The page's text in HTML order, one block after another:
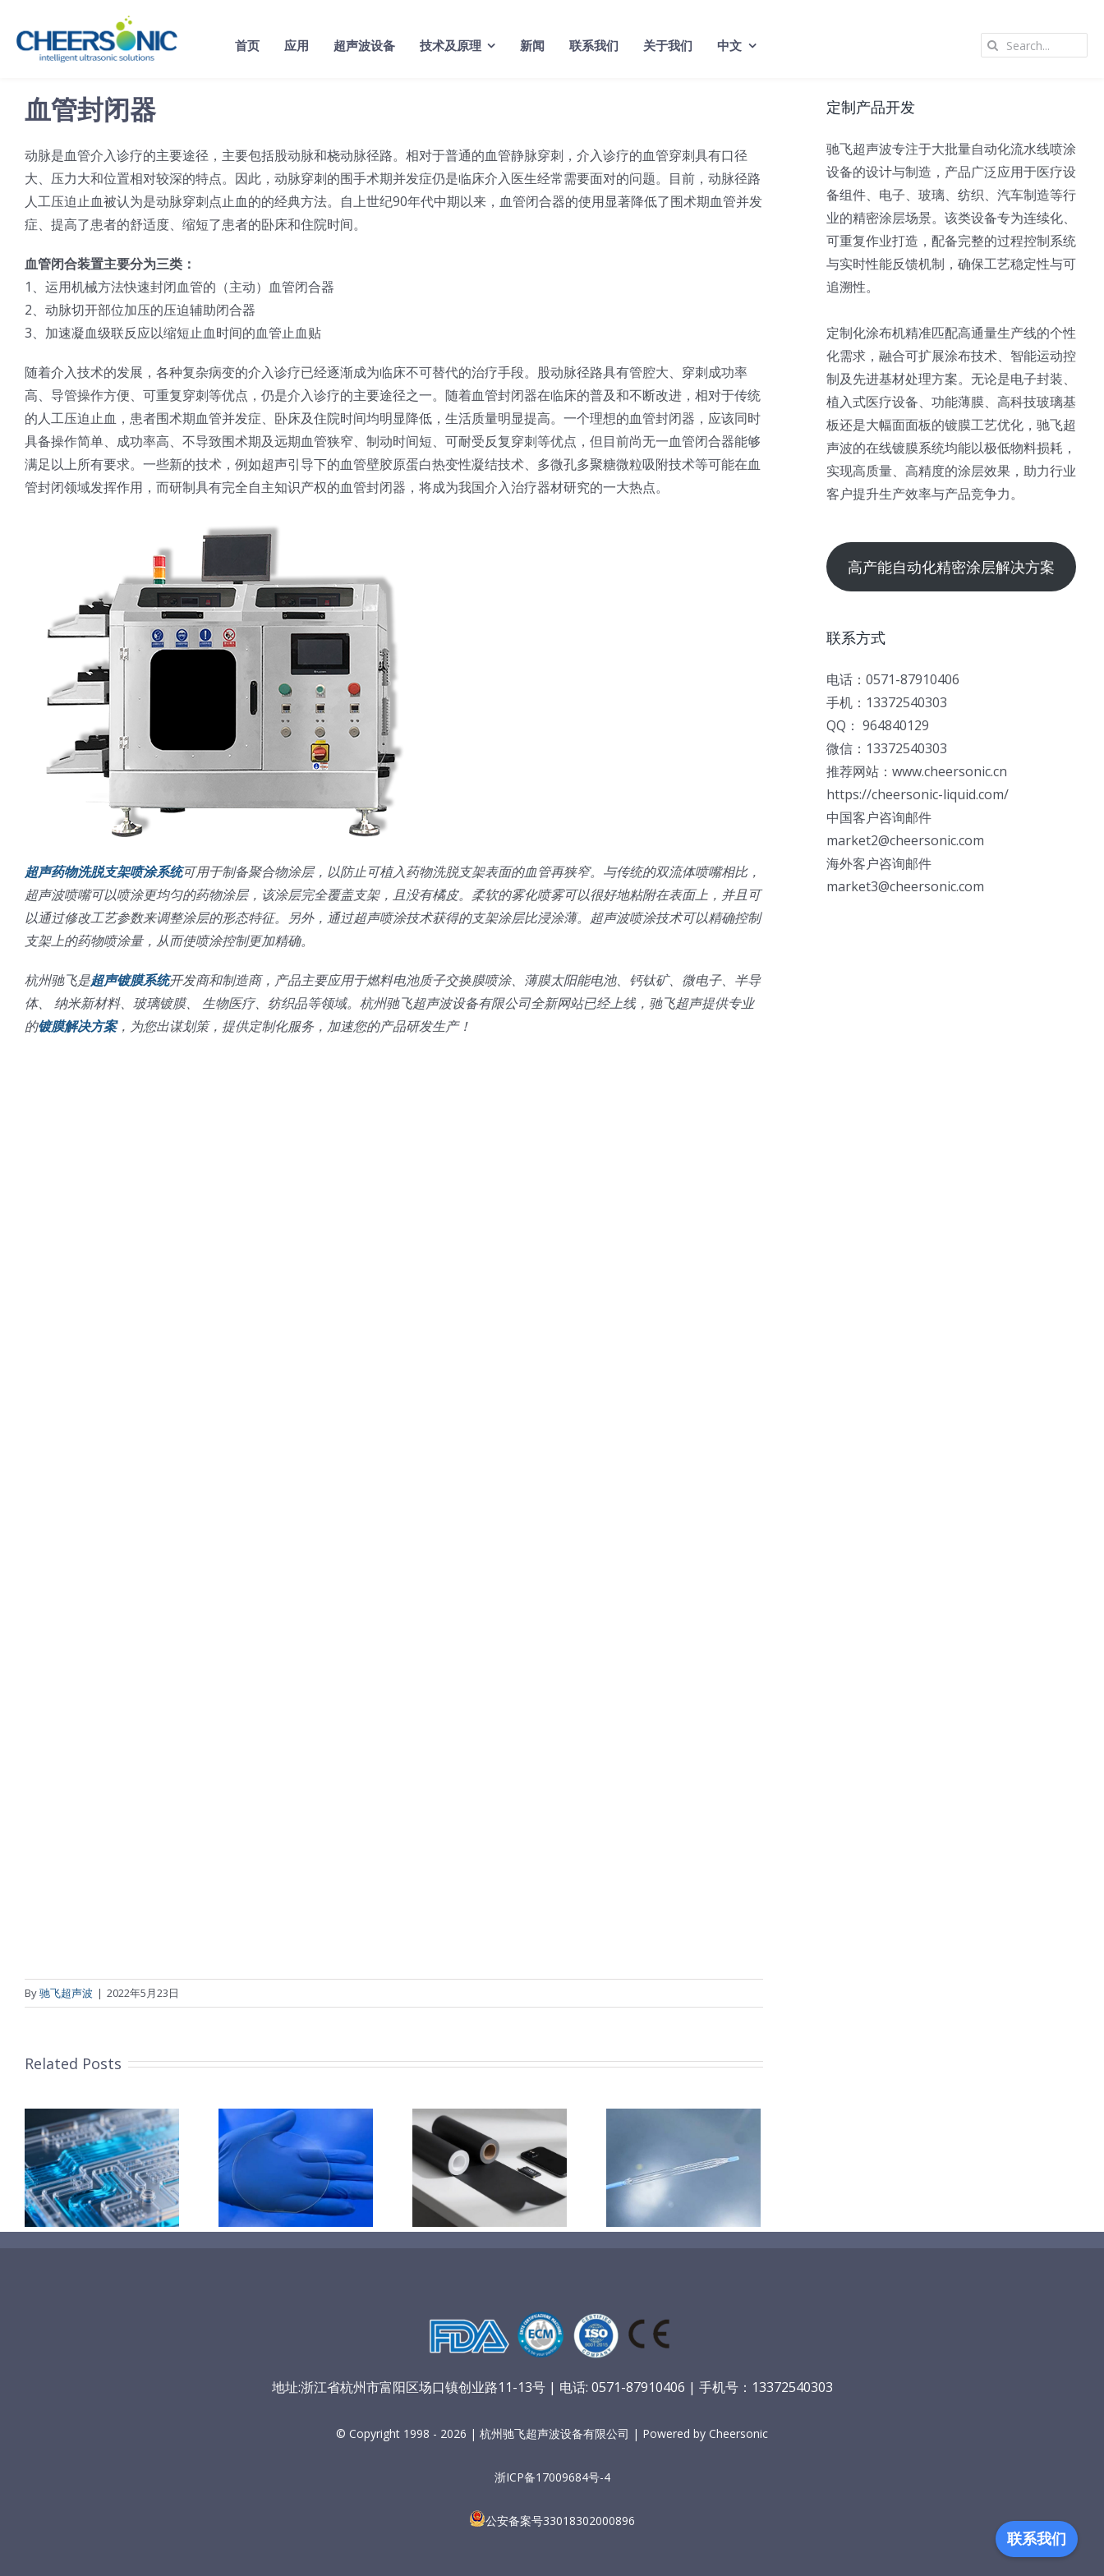
content
首页 应用 超声波设备 技术及原理 新闻 联系我们 关于我们 中文
Search
血管封闭器
动脉是血管介入诊疗的主要途径，主要包括股动脉和桡动脉径路。相对于普通的血管静脉穿刺，介入诊疗的血管穿刺具有口径
大、压力大和位置相对较深的特点。因此，动脉穿刺的围手术期并发症仍是临床介入医生经常需要面对的问题。目前，动脉径路
人工压迫止血被认为是动脉穿刺点止血的的经典方法。自上世纪90年代中期以来，血管闭合器的使用显著降低了围术期血管并发
症、提高了患者的舒适度、缩短了患者的卧床和住院时间。
血管闭合装置主要分为三类：
1、运用机械方法快速封闭血管的（主动）血管闭合器
2、动脉切开部位加压的压迫辅助闭合器
3、加速凝血级联反应以缩短止血时间的血管止血贴
随着介入技术的发展，各种复杂病变的介入诊疗已经逐渐成为临床不可替代的治疗手段。股动脉径路具有管腔大、穿刺成功率
高、导管操作方便、可重复穿刺等优点，仍是介入诊疗的主要途径之一。随着血管封闭器在临床的普及和不断改进，相对于传统
的人工压迫止血，患者围术期血管并发症、卧床及住院时间均明显降低，生活质量明显提高。一个理想的血管封闭器，应该同时
具备操作简单、成功率高、不导致围术期及远期血管狭窄、制动时间短、可耐受反复穿刺等优点，但目前尚无一血管闭合器能够
满足以上所有要求。一些新的技术，例如超声引导下的血管壁胶原蛋白热变性凝结技术、多微孔多聚糖微粒吸附技术等可能在血
管封闭领域发挥作用，而研制具有完全自主知识产权的血管封闭器，将成为我国介入治疗器材研究的一大热点。
超声药物洗脱支架喷涂系统可用于制备聚合物涂层，以防止可植入药物洗脱支架表面的血管再狭窄。与传统的双流体喷嘴相比，
超声波喷嘴可以喷涂更均匀的药物涂层，该涂层完全覆盖支架，且没有橘皮。柔软的雾化喷雾可以很好地粘附在表面上，并且可
以通过修改工艺参数来调整涂层的形态特征。另外，通过超声喷涂技术获得的支架涂层比浸涂薄。超声波喷涂技术可以精确控制
支架上的药物喷涂量，从而使喷涂控制更加精确。
杭州驰飞是超声镀膜系统开发商和制造商，产品主要应用于燃料电池质子交换膜喷涂、薄膜太阳能电池、钙钛矿、微电子、半导
体、 纳米新材料、玻璃镀膜、 生物医疗、纺织品等领域。杭州驰飞超声波设备有限公司全新网站已经上线，驰飞超声提供专业
的镀膜解决方案，为您出谋划策，提供定制化服务，加速您的产品研发生产！
By驰飞超声波 | 2022年5月23日
Related Posts
超声波喷涂TiO₂
涂层
PET石墨烯保护
膜特性和应用
超声波喷涂技术
在医疗领域的应
用
定制产品开发
驰飞超声波专注于大批量自动化流水线喷涂
设备的设计与制造，产品广泛应用于医疗设
备组件、电子、玻璃、纺织、汽车制造等行
业的精密涂层场景。该类设备专为连续化、
可重复作业打造，配备完整的过程控制系统
与实时性能反馈机制，确保工艺稳定性与可
追溯性。
定制化涂布机精准匹配高通量生产线的个性
化需求，融合可扩展涂布技术、智能运动控
制及先进基材处理方案。无论是电子封装、
植入式医疗设备、功能薄膜、高科技玻璃基
板还是大幅面面板的镀膜工艺优化，驰飞超
声波的在线镀膜系统均能以极低物料损耗，
实现高质量、高精度的涂层效果，助力行业
客户提升生产效率与产品竞争力。
高产能自动化精密涂层解决方案
联系方式
电话：0571-87910406
手机：13372540303
QQ： 964840129
微信：13372540303
推荐网站：www.cheersonic.cn
https://cheersonic-liquid.com/
中国客户咨询邮件
market2@cheersonic.com
海外客户咨询邮件
market3@cheersonic.com
地址:浙江省杭州市富阳区场口镇创业路11-13号 | 电话: 0571-87910406 | 手机号：13372540303
© Copyright 1998 - 2026 | 杭州驰飞超声波设备有限公司 | Powered by Cheersonic
浙ICP备17009684号-4
公安备案号33018302000896
联系我们